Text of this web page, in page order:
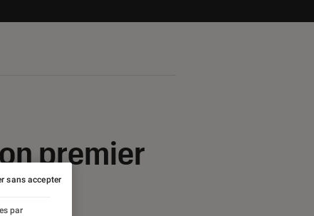
premier
par
sans accepter